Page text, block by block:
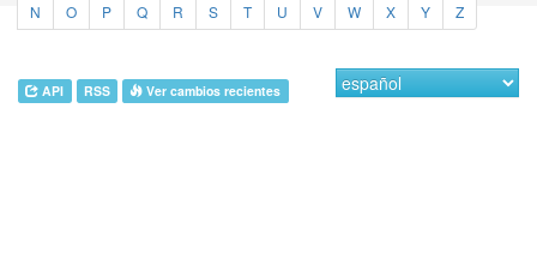
N
O P Q R S T U V W X Y Z
API RSS Ver cambios recientes